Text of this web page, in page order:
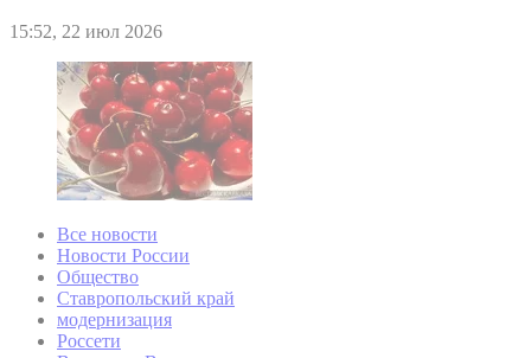
15:52, 22 июл 2026
Все новости
Новости России
Общество
Ставропольский край
модернизация
Россети